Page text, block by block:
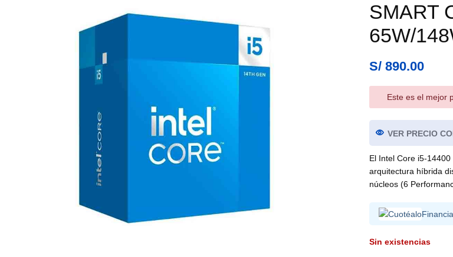
SMART
65W/
S/890.00
Este es el mejor
VER PRECIO
El Intel Core i5-
arquitectura híbrida
núcleos (6
Sin existencias